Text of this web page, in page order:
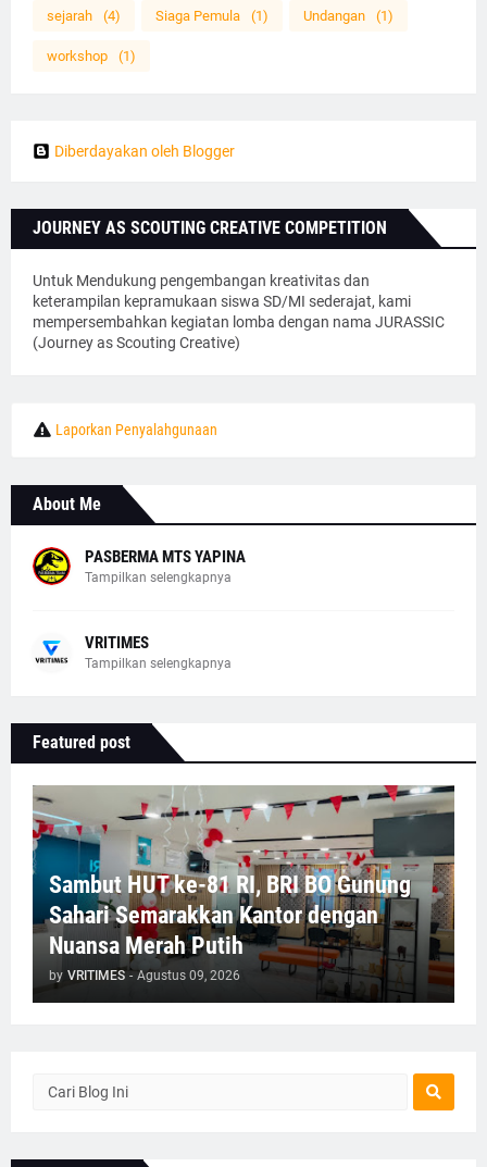
sejarah (4) Siaga Pemula (1) Undangan (1)
workshop (1)
Diberdayakan oleh Blogger
JOURNEY AS SCOUTING CREATIVE COMPETITION
Untuk Mendukung pengembangan kreativitas dan
keterampilan kepramukaan siswa SD/MI sederajat, kami
mempersembahkan kegiatan lomba dengan nama JURASSIC
(Journey as Scouting Creative)
Laporkan Penyalahgunaan
About Me
PASBERMA MTS YAPINA
Tampilkan selengkapnya
VRITIMES
Tampilkan selengkapnya
Featured post
Sambut HUT ke-81 RI, BRI BO Gunung
Sahari Semarakkan Kantor dengan
Nuansa Merah Putih
by VRITIMES - Agustus 09, 2026